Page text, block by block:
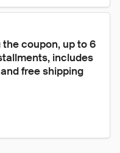
coupon, up to 6
includes
free shipping